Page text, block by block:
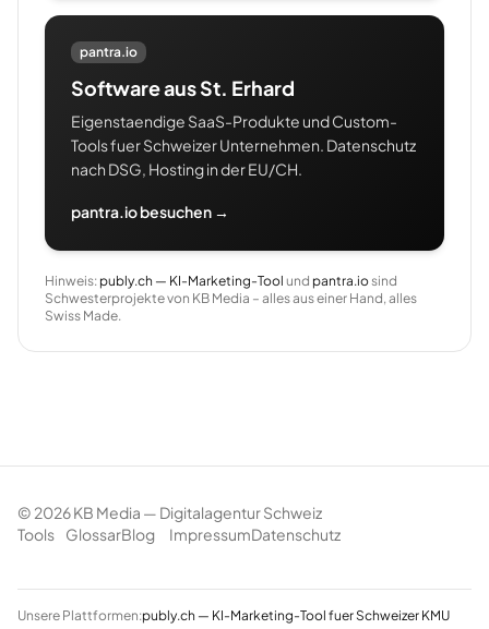
pantra.io
Software aus St. Erhard
Eigenstaendige SaaS-Produkte und Custom-
Tools fuer Schweizer Unternehmen. Datenschutz
nach DSG, Hosting in der EU/CH.
pantra.io besuchen →
Hinweis: publy.ch — KI-Marketing-Tool und pantra.iosind
Schwesterprojekte von KB Media – alles aus einer Hand, alles
Swiss Made.
© 2026KB Media — Digitalagentur Schweiz
Tools
GlossarBlog ImpressumDatenschutz
Unsere Plattformen:publy.ch — KI-Marketing-Tool fuer Schweizer KMU